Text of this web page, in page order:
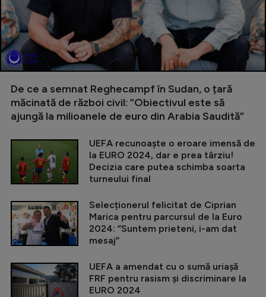
De ce a semnat Reghecampf în Sudan, o țară
măcinată de război civil: ”Obiectivul este să
ajungă la milioanele de euro din Arabia Saudită”
UEFA recunoaște o eroare imensă de
la EURO 2024, dar e prea târziu!
Decizia care putea schimba soarta
turneului final
Selecționerul felicitat de Ciprian
Marica pentru parcursul de la Euro
2024: ”Suntem prieteni, i-am dat
mesaj”
UEFA a amendat cu o sumă uriașă
FRF pentru rasism și discriminare la
EURO 2024